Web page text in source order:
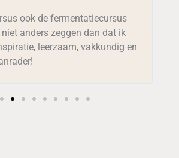
ook de fermentatiecursus
anders zeggen dan dat ik
leerzaam, vakkundig en